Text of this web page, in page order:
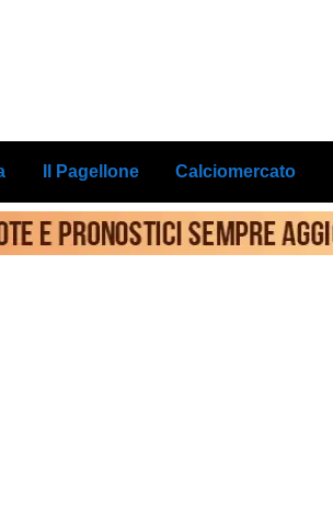
Il Pagellone Calciomercato